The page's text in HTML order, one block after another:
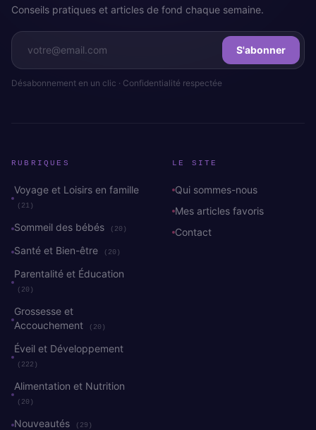
Conseils pratiques et articles de fond chaque semaine.
S'abonner
Désabonnement en un clic · Confidentialité respectée
RUBRIQUES
Voyage et Loisirs en famille
(21)
Sommeil des bébés (20)
Santé et Bien-être (20)
Parentalité et Éducation
(20)
Grossesse et
Accouchement
(20)
Éveil et Développement
(222)
Alimentation et Nutrition
(20)
Nouveautés (29)
LE SITE
Qui sommes-nous
Mes articles favoris
Contact